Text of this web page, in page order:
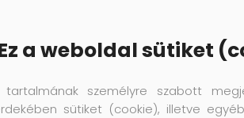
a weboldal sütiket
tartalmának személyre szabott
sütiket (cookie), illetve